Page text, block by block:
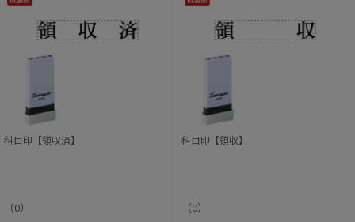
科目印【領収済】
（0）
科目印【領収】
（0）